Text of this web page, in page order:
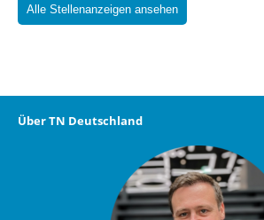
Alle Stellenanzeigen ansehen
Über TN Deutschland